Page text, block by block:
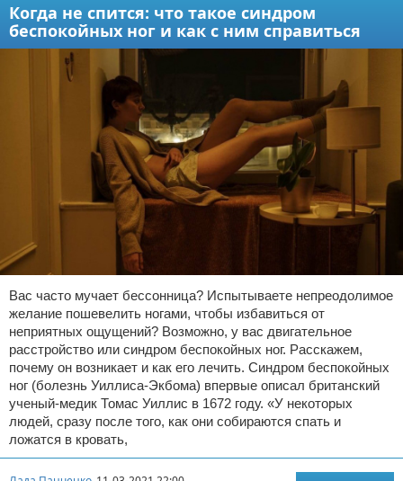
Когда не спится: что такое синдром
беспокойных ног и как с ним справиться
Вас часто мучает бессонница? Испытываете непреодолимое
желание пошевелить ногами, чтобы избавиться от
неприятных ощущений? Возможно, у вас двигательное
расстройство или синдром беспокойных ног. Расскажем,
почему он возникает и как его лечить. Синдром беспокойных
ног (болезнь Уиллиса-Экбома) впервые описал британский
ученый-медик Томас Уиллис в 1672 году. «У некоторых
людей, сразу после того, как они собираются спать и
ложатся в кровать,